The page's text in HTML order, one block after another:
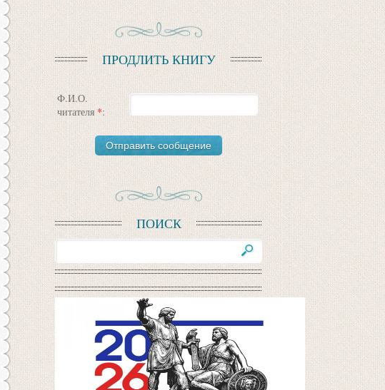
ПРОДЛИТЬ КНИГУ
Ф.И.О.
читателя *:
ПОИСК